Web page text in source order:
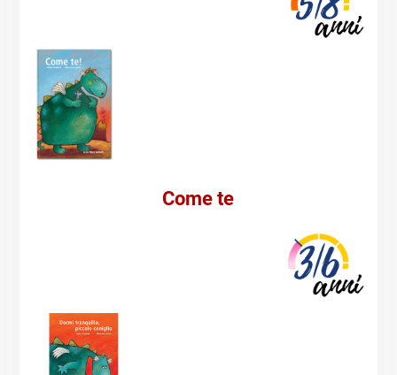
Come te